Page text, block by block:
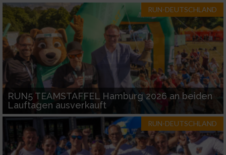
RUN-DEUTSCHLAND
RUN5 TEAMSTAFFEL Hamburg 2026 an beiden
Lauftagen ausverkauft
RUN-DEUTSCHLAND